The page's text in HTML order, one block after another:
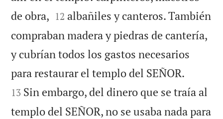
de obra, 

12 albañiles y canteros. También
compraban madera y piedras de cantería,
y cubrían todos los gastos necesarios
para restaurar el templo del SEÑOR.
13 Sin embargo, del dinero que se traía al
templo del SEÑOR, no se usaba nada para